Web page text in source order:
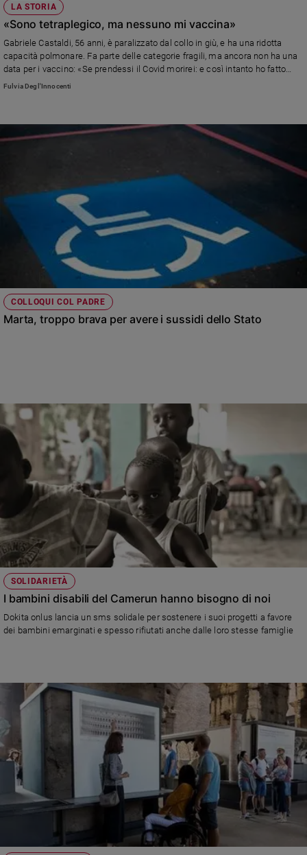
LA STORIA
«Sono tetraplegico, ma nessuno mi vaccina»
Gabriele Castaldi, 56 anni, è paralizzato dal collo in giù, e ha una ridotta
capacità polmonare. Fa parte delle categorie fragili, ma ancora non ha una
data per i vaccino: «Se prendessi il Covid morirei: e così intanto ho fatto
testamento»
Fulvia Degl'Innocenti
COLLOQUI COL PADRE
Marta, troppo brava per avere i sussidi dello Stato
SOLIDARIETÀ
I bambini disabili del Camerun hanno bisogno di noi
Dokita onlus lancia un sms solidale per sostenere i suoi progetti a favore
dei bambini emarginati e spesso rifiutati anche dalle loro stesse famiglie